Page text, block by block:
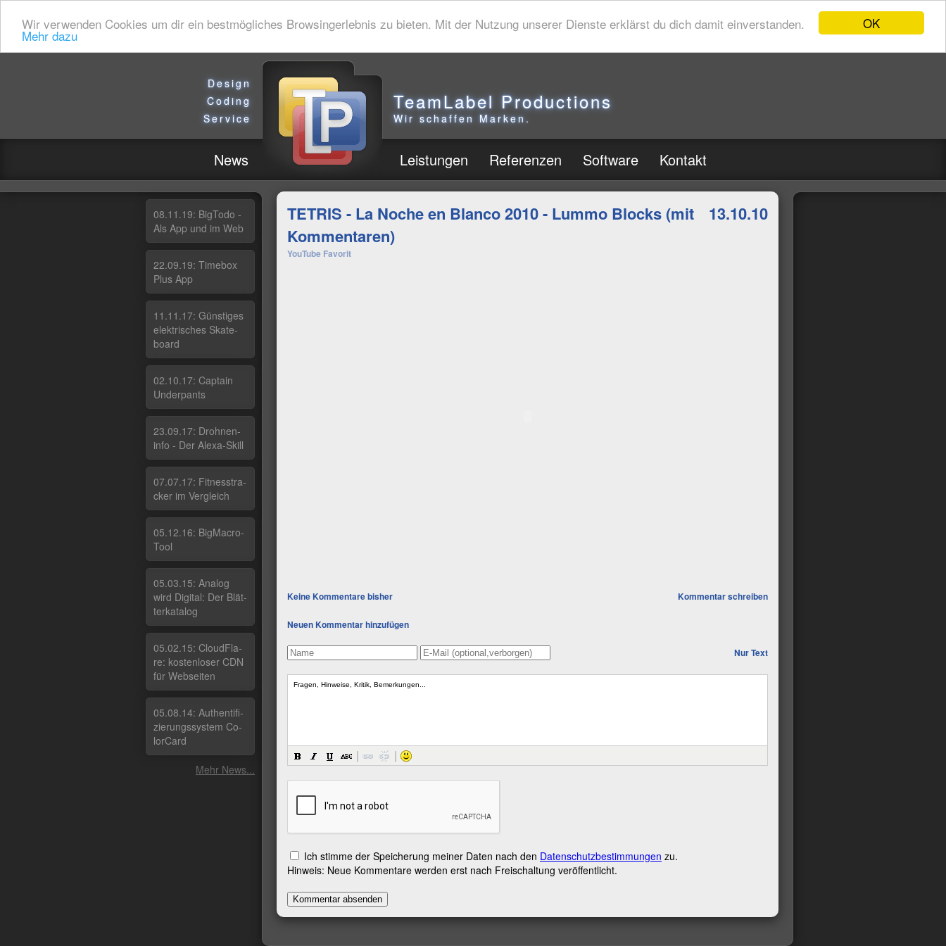
OK
Wir verwenden Cookies um dir ein bestmögliches Browsingerlebnis zu bieten. Mit der Nutzung unserer Dienste erklärst du dich damit einverstanden.
Mehr dazu
Design
Coding
Service
TeamLabel Productions
Wir schaffen Marken.
News Leistungen Referenzen Software Kontakt
08.11.19: Big­To­do -
Als App und im Web
22.09.19: Ti­me­box
Plus App
11.11.17: Güns­ti­ges
elek­tri­sches Ska­te­
board
02.10.17: Cap­tain
Un­der­pants
23.09.17: Droh­nen­
in­fo - Der Ale­xa-Skill
07.07.17: Fit­nes­stra­
cker im Ver­g­leich
05.12.16: Big­Macro­
Tool
05.03.15: Ana­log
wird Di­gi­tal: Der Blät­
ter­ka­ta­log
05.02.15: Cloud­Fla­
re: kos­ten­lo­ser CDN
für Web­sei­ten
05.08.14: Au­then­ti­fi­
zie­rungs­sys­tem Co­
lor­Card
Mehr News...
13.10.10
TETRIS - La Noche en Blanco 2010 - Lummo Blocks (mit
Kommentaren)
YouTube Favorit
Keine Kommentare bisher Kommentar schreiben
Neuen Kommentar hinzufügen
Nur Text
Ich stimme der Speicherung meiner Daten nach den Datenschutzbestimmungen zu.
Hinweis: Neue Kommentare werden erst nach Freischaltung veröffentlicht.